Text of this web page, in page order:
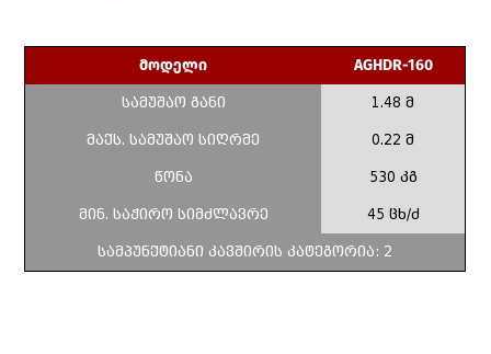
მოდელი AGHDR-160
სამუშაო განი 1.48 მ
მაქს. სამუშაო სიღრმე 0.22 მ
წონა 530 კგ
მინ. საჭირო სიმძლავრე 45 ცხ/ძ
სამპუნქტიანი კავშირის კატეგორია: 2